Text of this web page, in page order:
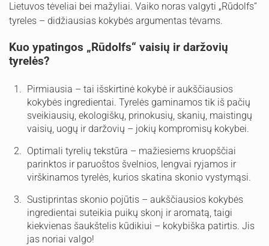
Lietuvos tėveliai bei mažyliai. Vaiko noras valgyti „Rūdolfs“
tyreles – didžiausias kokybės argumentas tėvams.
Kuo ypatingos „Rūdolfs“ vaisių ir daržovių
tyrelės?
Pirmiausia – tai išskirtinė kokybė ir aukščiausios
kokybės ingredientai. Tyrelės gaminamos tik iš pačių
sveikiausių, ekologiškų, prinokusių, skanių, maistingų
vaisių, uogų ir daržovių – jokių kompromisų kokybei.
Optimali tyrelių tekstūra – mažiesiems kruopščiai
parinktos ir paruoštos švelnios, lengvai ryjamos ir
virškinamos tyrelės, kurios skatina skonio vystymąsi.
Sustiprintas skonio pojūtis – aukščiausios kokybės
ingredientai suteikia puikų skonį ir aromatą, taigi
kiekvienas šaukštelis kūdikiui – kokybiška patirtis. Jis
jas noriai valgo!